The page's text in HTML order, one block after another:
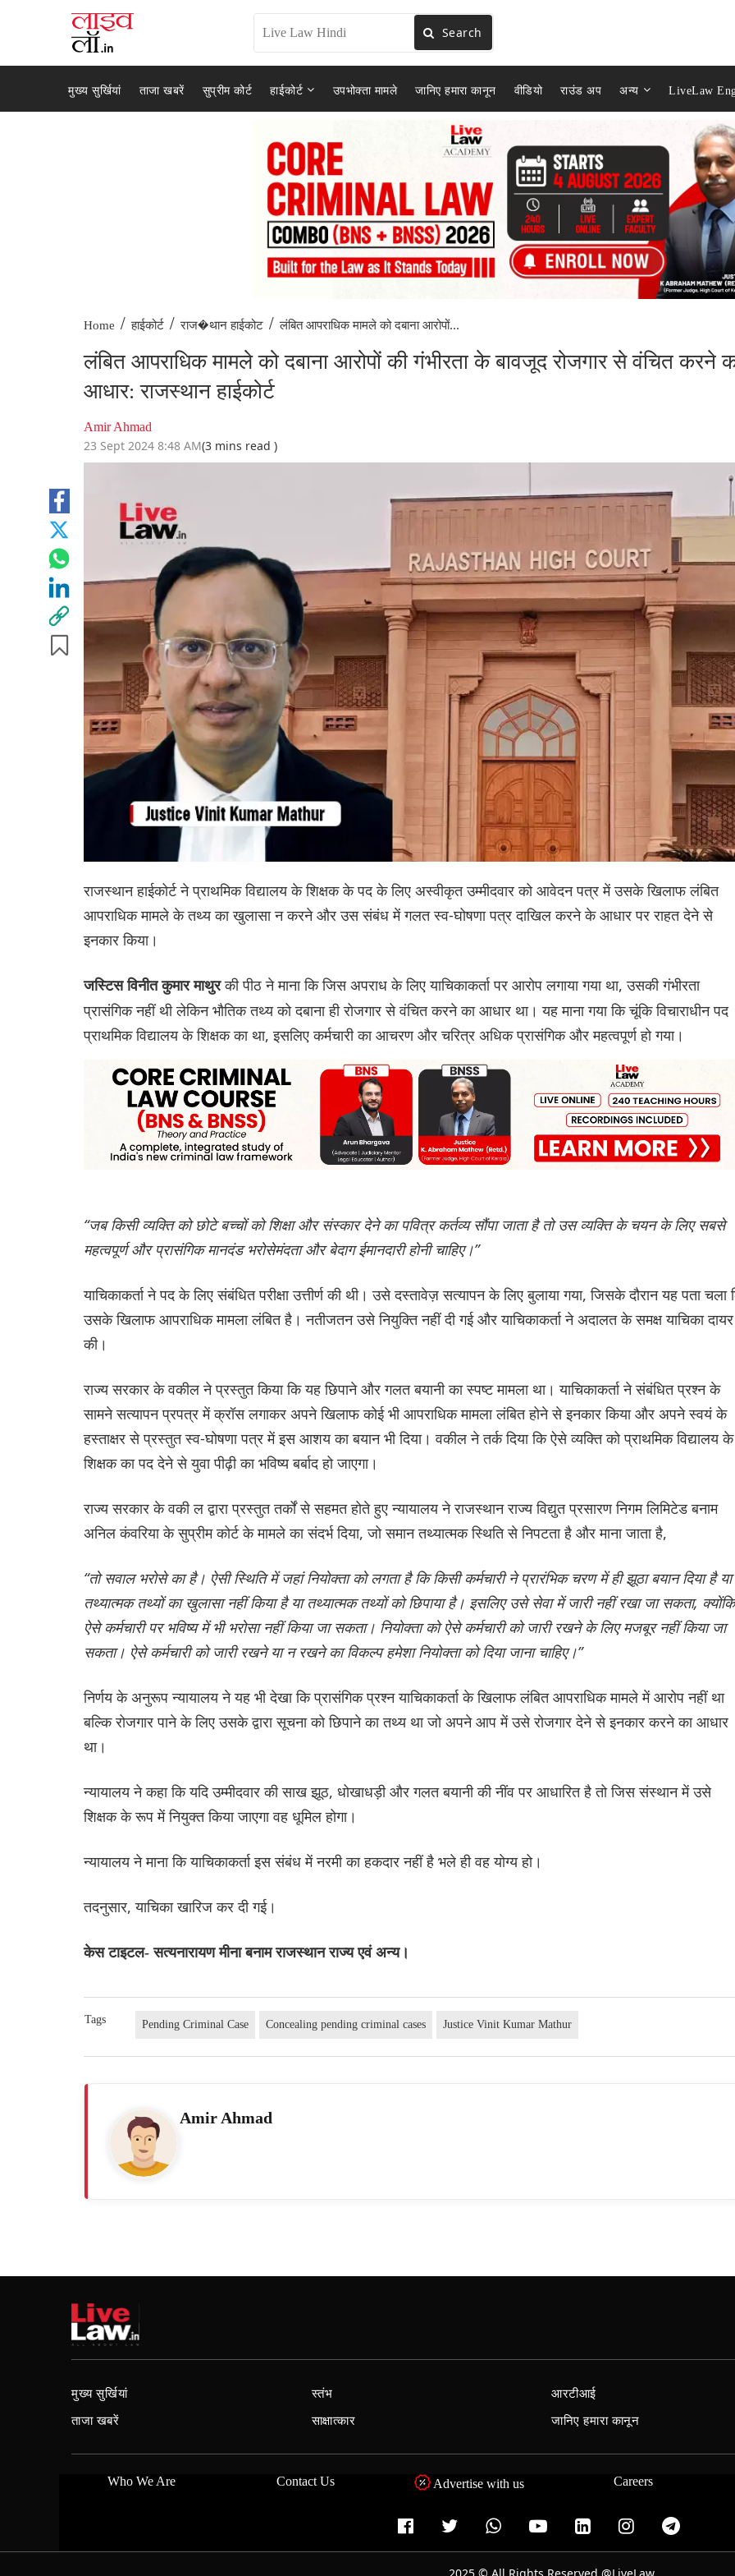
Search
मुख्य सुर्खियां ताजा खबरें सुप्रीम कोर्ट हाईकोर्ट उपभोक्ता मामले जानिए हमारा कानून वीडियो राउंड अप अन्य LiveLaw
Home / हाईकोर्ट / राज�थान हाईकोट / लंबित आपराधिक मामले को दबाना आरोपों...
लंबित आपराधिक मामले को दबाना आरोपों की गंभीरता के बावजूद रोजगार से वंचित करने
आधार: राजस्थान हाईकोर्ट
Amir Ahmad
23 Sept 2024 8:48 AM(3 mins read )
राजस्थान हाईकोर्ट ने प्राथमिक विद्यालय के शिक्षक के पद के लिए अस्वीकृत उम्मीदवार को आवेदन पत्र में उसके खिलाफ लंबित
आपराधिक मामले के तथ्य का खुलासा न करने और उस संबंध में गलत स्व-घोषणा पत्र दाखिल करने के आधार पर राहत देने से
इनकार किया।
जस्टिस विनीत कुमार माथुरकी पीठ ने माना कि जिस अपराध के लिए याचिकाकर्ता पर आरोप लगाया गया था, उसकी गंभीरता
प्रासंगिक नहीं थी लेकिन भौतिक तथ्य को दबाना ही रोजगार से वंचित करने का आधार था। यह माना गया कि चूंकि विचाराधीन पद
प्राथमिक विद्यालय के शिक्षक का था, इसलिए कर्मचारी का आचरण और चरित्र अधिक प्रासंगिक और महत्वपूर्ण हो गया।
“जब किसी व्यक्ति को छोटे बच्चों को शिक्षा और संस्कार देने का पवित्र कर्तव्य सौंपा जाता है तो उस व्यक्ति के चयन के लिए सबसे
महत्वपूर्ण और प्रासंगिक मानदंड भरोसेमंदता और बेदाग ईमानदारी होनी चाहिए।”
याचिकाकर्ता ने पद के लिए संबंधित परीक्षा उत्तीर्ण की थी। उसे दस्तावेज़ सत्यापन के लिए बुलाया गया, जिसके दौरान यह पता चला
उसके खिलाफ आपराधिक मामला लंबित है। नतीजतन उसे नियुक्ति नहीं दी गई और याचिकाकर्ता ने अदालत के समक्ष याचिका दायर
की।
राज्य सरकार के वकील ने प्रस्तुत किया कि यह छिपाने और गलत बयानी का स्पष्ट मामला था। याचिकाकर्ता ने संबंधित प्रश्न के
सामने सत्यापन प्रपत्र में क्रॉस लगाकर अपने खिलाफ कोई भी आपराधिक मामला लंबित होने से इनकार किया और अपने स्वयं के
हस्ताक्षर से प्रस्तुत स्व-घोषणा पत्र में इस आशय का बयान भी दिया। वकील ने तर्क दिया कि ऐसे व्यक्ति को प्राथमिक विद्यालय के
शिक्षक का पद देने से युवा पीढ़ी का भविष्य बर्बाद हो जाएगा।
राज्य सरकार के वकी ल द्वारा प्रस्तुत तर्कों से सहमत होते हुए न्यायालय ने राजस्थान राज्य विद्युत प्रसारण निगम लिमिटेड बनाम
अनिल कंवरिया के सुप्रीम कोर्ट के मामले का संदर्भ दिया, जो समान तथ्यात्मक स्थिति से निपटता है और माना जाता है,
“तो सवाल भरोसे का है। ऐसी स्थिति में जहां नियोक्ता को लगता है कि किसी कर्मचारी ने प्रारंभिक चरण में ही झूठा बयान दिया है या
तथ्यात्मक तथ्यों का खुलासा नहीं किया है या तथ्यात्मक तथ्यों को छिपाया है। इसलिए उसे सेवा में जारी नहीं रखा जा सकता, क्योंकि
ऐसे कर्मचारी पर भविष्य में भी भरोसा नहीं किया जा सकता। नियोक्ता को ऐसे कर्मचारी को जारी रखने के लिए मजबूर नहीं किया जा
सकता। ऐसे कर्मचारी को जारी रखने या न रखने का विकल्प हमेशा नियोक्ता को दिया जाना चाहिए।”
निर्णय के अनुरूप न्यायालय ने यह भी देखा कि प्रासंगिक प्रश्न याचिकाकर्ता के खिलाफ लंबित आपराधिक मामले में आरोप नहीं था
बल्कि रोजगार पाने के लिए उसके द्वारा सूचना को छिपाने का तथ्य था जो अपने आप में उसे रोजगार देने से इनकार करने का आधार
था।
न्यायालय ने कहा कि यदि उम्मीदवार की साख झूठ, धोखाधड़ी और गलत बयानी की नींव पर आधारित है तो जिस संस्थान में उसे
शिक्षक के रूप में नियुक्त किया जाएगा वह धूमिल होगा।
न्यायालय ने माना कि याचिकाकर्ता इस संबंध में नरमी का हकदार नहीं है भले ही वह योग्य हो।
तदनुसार, याचिका खारिज कर दी गई।
केस टाइटल- सत्यनारायण मीना बनाम राजस्थान राज्य एवं अन्य।
Tags Pending Criminal Case Concealing pending criminal cases Justice Vinit Kumar Mathur
Amir Ahmad
मुख्य सुर्खियां
ताजा खबरें
स्तंभ
साक्षात्कार
आरटीआई
जानिए हमारा कानून
Who We Are Contact Us Advertise with us Careers